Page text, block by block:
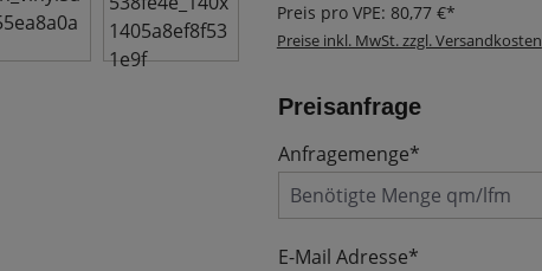
Preis pro VPE: 80,77 €*
Preise inkl. MwSt. zzgl. Versandkosten
Preisanfrage
Anfragemenge*
E-Mail Adresse*